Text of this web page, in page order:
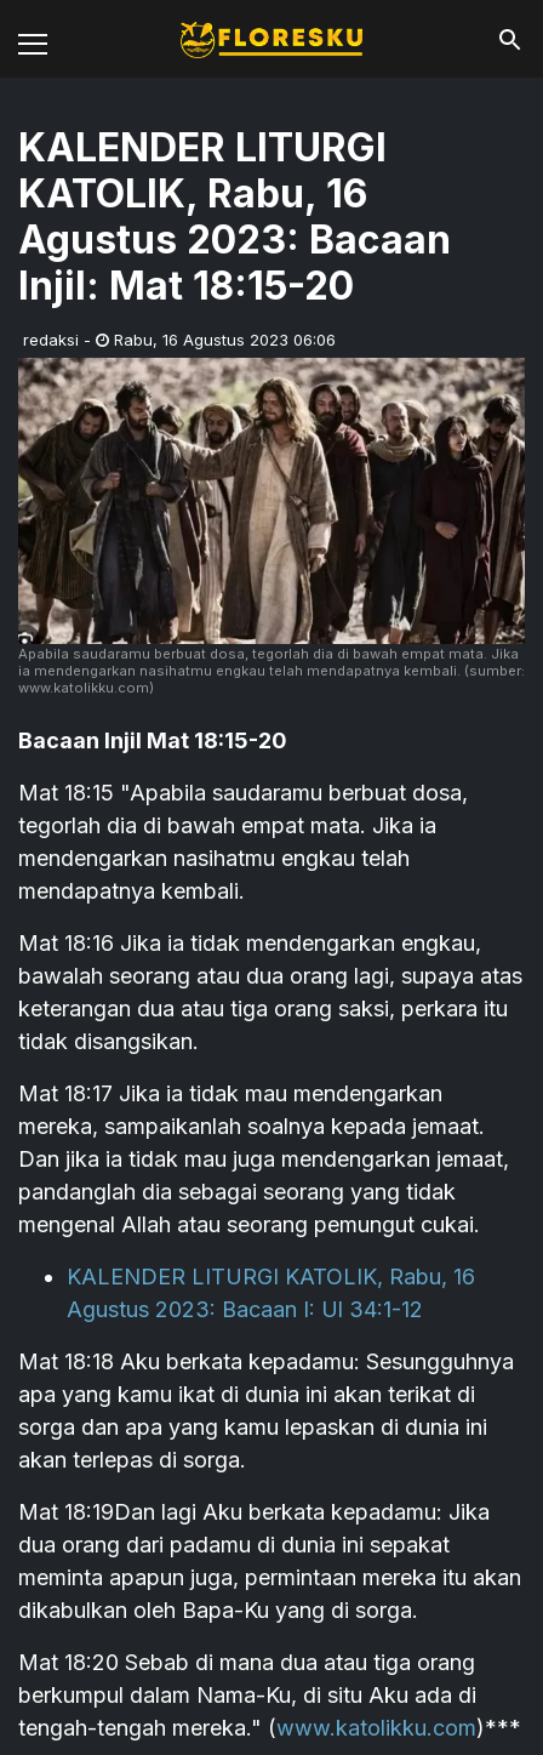
KALENDER LITURGI
KATOLIK, Rabu, 16
Agustus 2023: Bacaan
Injil: Mat 18:15-20
redaksi - Rabu, 16 Agustus 2023 06:06
Apabila saudaramu berbuat dosa, tegorlah dia di bawah empat mata. Jika
ia mendengarkan nasihatmu engkau telah mendapatnya kembali. (sumber:
www.katolikku.com)
Bacaan Injil Mat 18:15-20
Mat 18:15 "Apabila saudaramu berbuat dosa,
tegorlah dia di bawah empat mata. Jika ia
mendengarkan nasihatmu engkau telah
mendapatnya kembali.
Mat 18:16 Jika ia tidak mendengarkan engkau,
bawalah seorang atau dua orang lagi, supaya atas
keterangan dua atau tiga orang saksi, perkara itu
tidak disangsikan.
Mat 18:17 Jika ia tidak mau mendengarkan
mereka, sampaikanlah soalnya kepada jemaat.
Dan jika ia tidak mau juga mendengarkan jemaat,
pandanglah dia sebagai seorang yang tidak
mengenal Allah atau seorang pemungut cukai.
KALENDER LITURGI KATOLIK, Rabu, 16
Agustus 2023: Bacaan I: Ul 34:1-12
Mat 18:18 Aku berkata kepadamu: Sesungguhnya
apa yang kamu ikat di dunia ini akan terikat di
sorga dan apa yang kamu lepaskan di dunia ini
akan terlepas di sorga.
Mat 18:19Dan lagi Aku berkata kepadamu: Jika
dua orang dari padamu di dunia ini sepakat
meminta apapun juga, permintaan mereka itu akan
dikabulkan oleh Bapa-Ku yang di sorga.
Mat 18:20 Sebab di mana dua atau tiga orang
berkumpul dalam Nama-Ku, di situ Aku ada di
tengah-tengah mereka." (www.katolikku.com)***